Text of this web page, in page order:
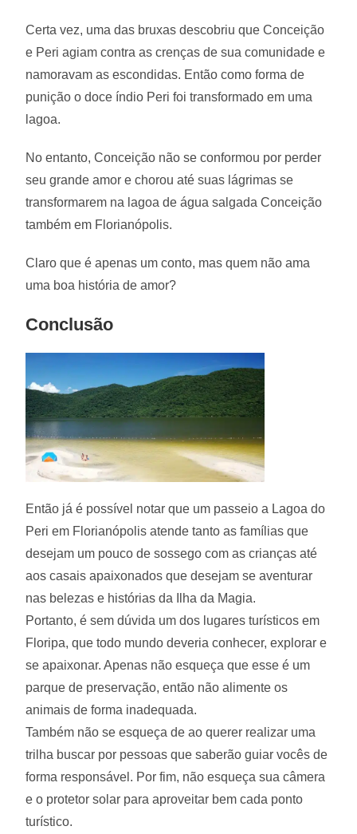
Certa vez, uma das bruxas descobriu que Conceição
e Peri agiam contra as crenças de sua comunidade e
namoravam as escondidas. Então como forma de
punição o doce índio Peri foi transformado em uma
lagoa.
No entanto, Conceição não se conformou por perder
seu grande amor e chorou até suas lágrimas se
transformarem na lagoa de água salgada Conceição
também em Florianópolis.
Claro que é apenas um conto, mas quem não ama
uma boa história de amor?
Conclusão
Então já é possível notar que um passeio a Lagoa do
Peri em Florianópolis atende tanto as famílias que
desejam um pouco de sossego com as crianças até
aos casais apaixonados que desejam se aventurar
nas belezas e histórias da Ilha da Magia.
Portanto, é sem dúvida um dos lugares turísticos em
Floripa, que todo mundo deveria conhecer, explorar e
se apaixonar. Apenas não esqueça que esse é um
parque de preservação, então não alimente os
animais de forma inadequada.
Também não se esqueça de ao querer realizar uma
trilha buscar por pessoas que saberão guiar vocês de
forma responsável. Por fim, não esqueça sua câmera
e o protetor solar para aproveitar bem cada ponto
turístico.